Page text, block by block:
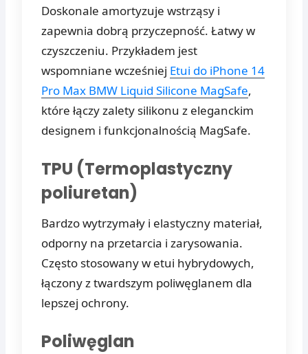
Doskonale amortyzuje wstrząsy i
zapewnia dobrą przyczepność. Łatwy w
czyszczeniu. Przykładem jest
wspomniane wcześniej Etui do iPhone 14
Pro Max BMW Liquid Silicone MagSafe,
które łączy zalety silikonu z eleganckim
designem i funkcjonalnością MagSafe.
TPU (Termoplastyczny
poliuretan)
Bardzo wytrzymały i elastyczny materiał,
odporny na przetarcia i zarysowania.
Często stosowany w etui hybrydowych,
łączony z twardszym poliwęglanem dla
lepszej ochrony.
Poliwęglan